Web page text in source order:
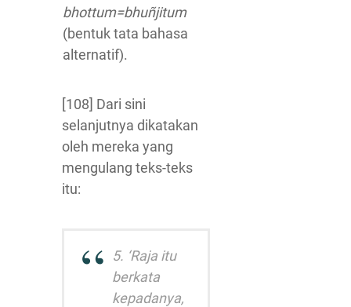
bhottum=bhuñjitum
(bentuk tata bahasa
alternatif).
[108] Dari sini
selanjutnya dikatakan
oleh mereka yang
mengulang teks-teks
itu:
5. ‘Raja itu
berkata
kepadanya,